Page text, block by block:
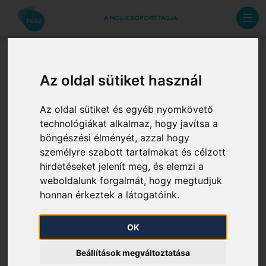
Az oldal sütiket használ
Az oldal sütiket és egyéb nyomkövető
technológiákat alkalmaz, hogy javítsa a
böngészési élményét, azzal hogy
személyre szabott tartalmakat és célzott
hirdetéseket jelenít meg, és elemzi a
weboldalunk forgalmát, hogy megtudjuk
honnan érkeztek a látogatóink.
OK
Beállítások megváltoztatása
A MOL-CSOPORT TAGJA